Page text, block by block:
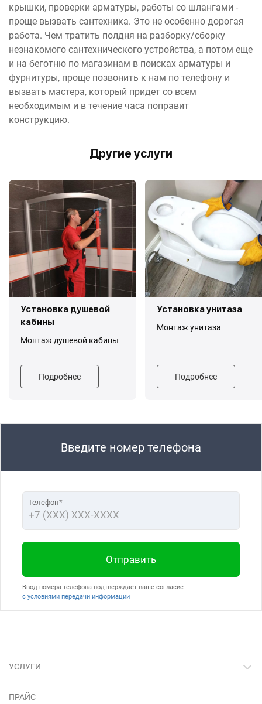
крышки, проверки арматуры, работы со шлангами -
проще вызвать сантехника. Это не особенно дорогая
работа. Чем тратить полдня на разборку/сборку
незнакомого сантехнического устройства, а потом еще
и на беготню по магазинам в поисках арматуры и
фурнитуры, проще позвонить к нам по телефону и
вызвать мастера, который придет со всем
необходимым и в течение часа поправит
конструкцию.
Другие услуги
Установка душевой
кабины
Монтаж душевой кабины
Подробнее
Установка унитаза
Монтаж унитаза
Подробнее
Введите номер телефона
Телефон*
Ввод номера телефона подтверждает ваше согласие
с условиями передачи информации
Отправить
УСЛУГИ
ПРАЙС